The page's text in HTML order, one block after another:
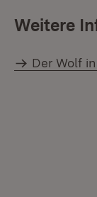
Weitere
Der Wolf